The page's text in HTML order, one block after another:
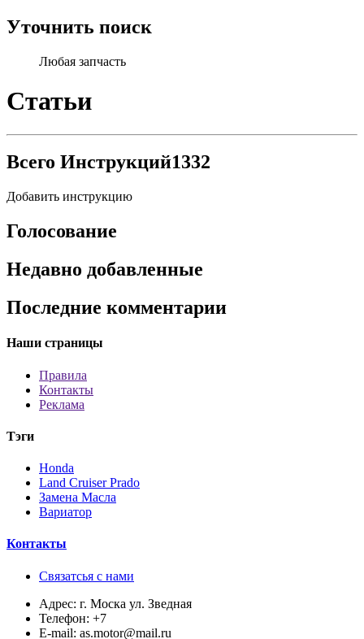
Уточнить поиск
Любая запчасть
Статьи
Всего Инструкций1332
Добавить инструкцию
Голосование
Недавно добавленные
Последние комментарии
Наши страницы
Правила
Контакты
Реклама
Тэги
Honda
Land Cruiser Prado
Замена Масла
Вариатор
Контакты
Связатсья с нами
Адрес: г. Моска ул. Зведная
Телефон: +7
E-mail: as.motor@mail.ru